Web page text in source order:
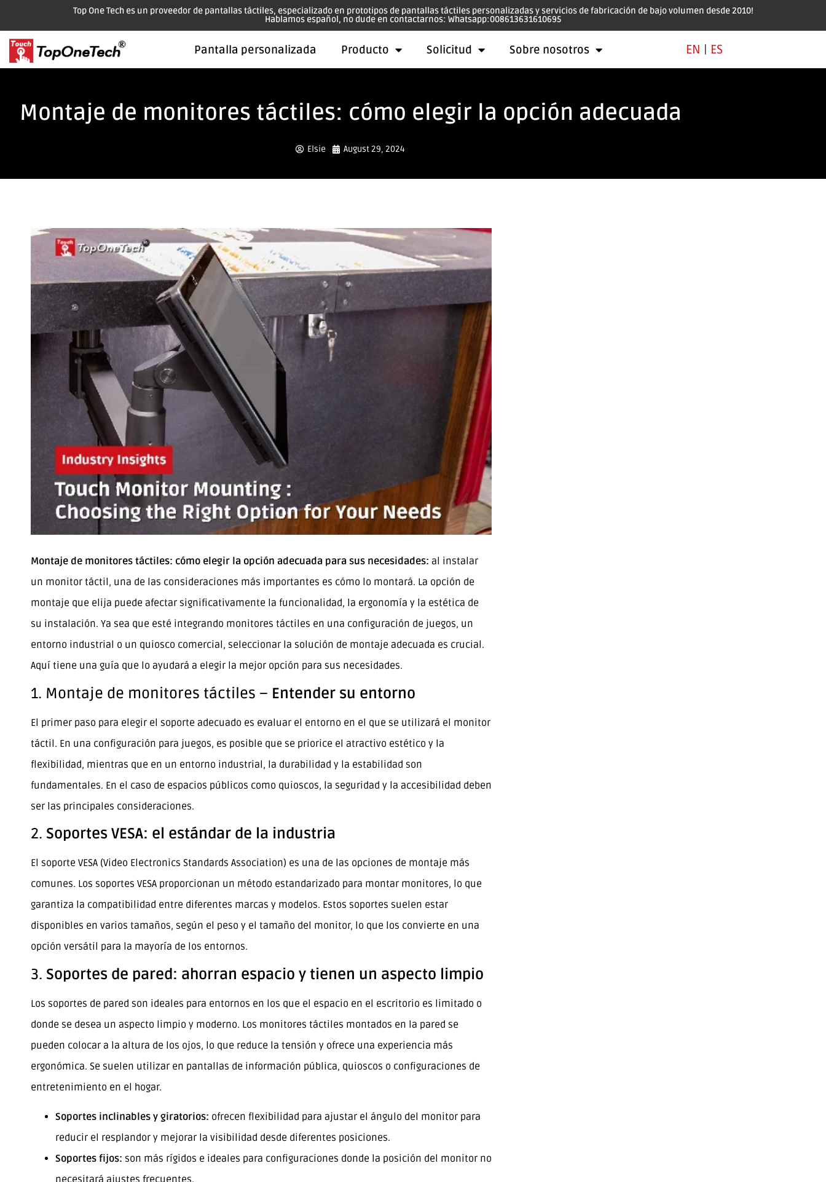
Top One Tech es un proveedor de pantallas táctiles, especializado en prototipos de pantallas táctiles personalizadas y servicios de fabricación de bajo volumen desde 2010!
Hablamos español, no dude en contactarnos: Whatsapp:008613631610695
Pantalla personalizada Producto Solicitud Sobre nosotros EN ES
Montaje de monitores táctiles: cómo elegir la opción adecuada
Elsie August 29, 2024
Montaje de monitores táctiles: cómo elegir la opción adecuada para sus necesidades: al instalar
un monitor táctil, una de las consideraciones más importantes es cómo lo montará. La opción de
montaje que elija puede afectar significativamente la funcionalidad, la ergonomía y la estética de
su instalación. Ya sea que esté integrando monitores táctiles en una configuración de juegos, un
entorno industrial o un quiosco comercial, seleccionar la solución de montaje adecuada es crucial.
Aquí tiene una guía que lo ayudará a elegir la mejor opción para sus necesidades.
1. Montaje de monitores táctiles – Entender su entorno
El primer paso para elegir el soporte adecuado es evaluar el entorno en el que se utilizará el monitor
táctil. En una configuración para juegos, es posible que se priorice el atractivo estético y la
flexibilidad, mientras que en un entorno industrial, la durabilidad y la estabilidad son
fundamentales. En el caso de espacios públicos como quioscos, la seguridad y la accesibilidad deben
ser las principales consideraciones.
2. Soportes VESA: el estándar de la industria
El soporte VESA (Video Electronics Standards Association) es una de las opciones de montaje más
comunes. Los soportes VESA proporcionan un método estandarizado para montar monitores, lo que
garantiza la compatibilidad entre diferentes marcas y modelos. Estos soportes suelen estar
disponibles en varios tamaños, según el peso y el tamaño del monitor, lo que los convierte en una
opción versátil para la mayoría de los entornos.
3. Soportes de pared: ahorran espacio y tienen un aspecto limpio
Los soportes de pared son ideales para entornos en los que el espacio en el escritorio es limitado o
donde se desea un aspecto limpio y moderno. Los monitores táctiles montados en la pared se
pueden colocar a la altura de los ojos, lo que reduce la tensión y ofrece una experiencia más
ergonómica. Se suelen utilizar en pantallas de información pública, quioscos o configuraciones de
entretenimiento en el hogar.
Soportes inclinables y giratorios: ofrecen flexibilidad para ajustar el ángulo del monitor para
reducir el resplandor y mejorar la visibilidad desde diferentes posiciones.
Soportes fijos: son más rígidos e ideales para configuraciones donde la posición del monitor no